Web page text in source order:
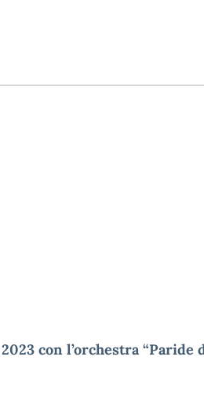
con l’orchestra “Paride